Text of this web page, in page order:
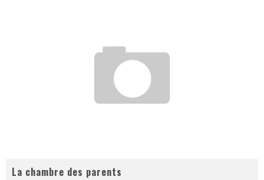
La chambre des parents